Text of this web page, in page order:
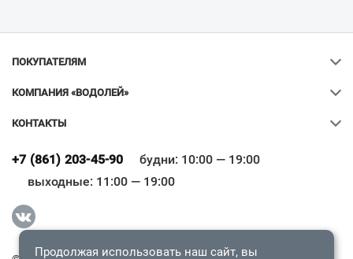
ПОКУПАТЕЛЯМ
КОМПАНИЯ «ВОДОЛЕЙ»
КОНТАКТЫ
+7 (861) 203-45-90
будни: 10:00 — 19:00
выходные: 11:00 — 19:00
Всё верно
Продолжая использовать наш сайт, вы